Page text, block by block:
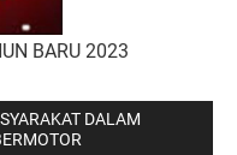
BARU 2023
DALAM